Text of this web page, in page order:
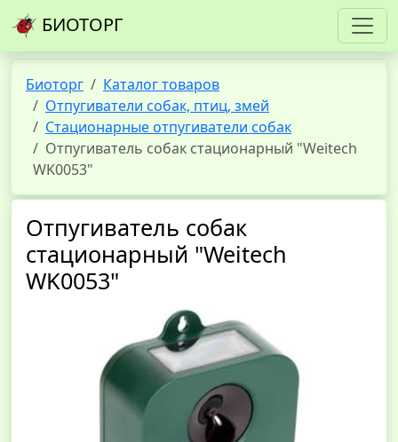
БИОТОРГ
Биоторг
Каталог товаров
Отпугиватели собак, птиц, змей
Стационарные отпугиватели собак
Отпугиватель собак стационарный "Weitech
WK0053"
Отпугиватель собак
стационарный "Weitech
WK0053"